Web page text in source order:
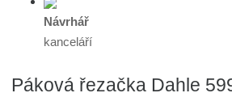
Návrhář
kanceláří
Páková řezačka Dahle